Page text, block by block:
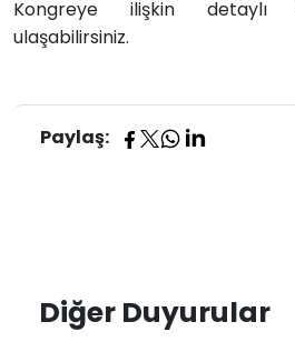
Kongreye ilişkin
ulaşabilirsiniz.
Paylaş:
Diğer Duyurular